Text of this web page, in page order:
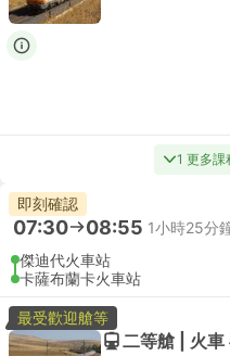
1 更多課
即刻確認
07:30 08:55 1小時25分
傑迪代火車站
卡薩布蘭卡火車站
最受歡迎艙等
二等艙 | 火